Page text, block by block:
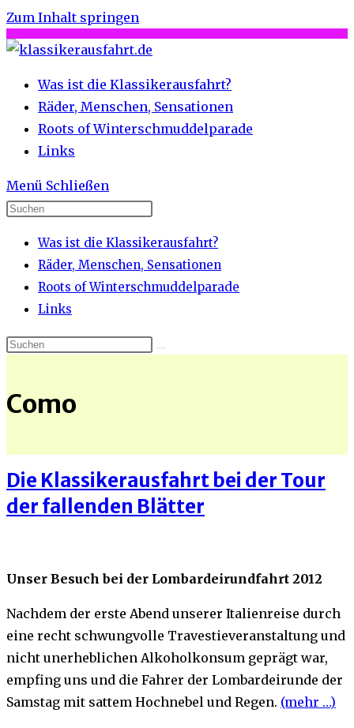
Zum Inhalt springen
Was ist die Klassikerausfahrt?
Räder, Menschen, Sensationen
Roots of Winterschmuddelparade
Links
Menü Schließen
Was ist die Klassikerausfahrt?
Räder, Menschen, Sensationen
Roots of Winterschmuddelparade
Links
Como
Die Klassikerausfahrt bei der Tour
der fallenden Blätter
Unser Besuch bei der Lombardeirundfahrt 2012
Nachdem der erste Abend unserer Italienreise durch
eine recht schwungvolle Travestieveranstaltung und
nicht unerheblichen Alkoholkonsum geprägt war,
empfing uns und die Fahrer der Lombardeirunde der
Samstag mit sattem Hochnebel und Regen. (mehr …)